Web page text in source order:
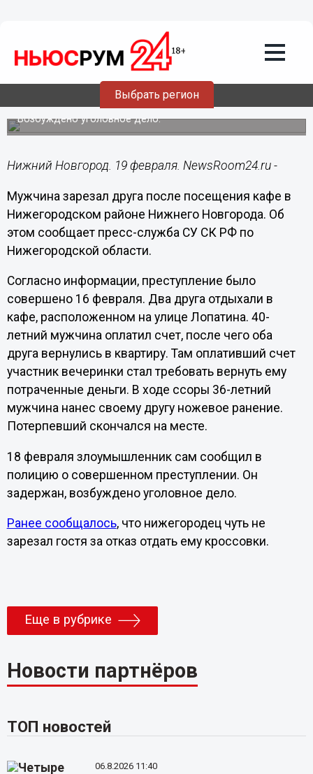
Выбрать регион
Мужчина зарезал друга после
посещения кафе в Нижегородском
Возбуждено уголовное дело.
Нижний Новгород. 19 февраля. NewsRoom24.ru -
Мужчина зарезал друга после посещения кафе в
Нижегородском районе Нижнего Новгорода. Об
этом сообщает пресс-служба СУ СК РФ по
Нижегородской области.
Согласно информации, преступление было
совершено 16 февраля. Два друга отдыхали в
кафе, расположенном на улице Лопатина. 40-
летний мужчина оплатил счет, после чего оба
друга вернулись в квартиру. Там оплативший счет
участник вечеринки стал требовать вернуть ему
потраченные деньги. В ходе ссоры 36-летний
мужчина нанес своему другу ножевое ранение.
Потерпевший скончался на месте.
18 февраля злоумышленник сам сообщил в
полицию о совершенном преступлении. Он
задержан, возбуждено уголовное дело.
Ранее сообщалось, что нижегородец чуть не
зарезал гостя за отказ отдать ему кроссовки.
Еще в рубрике
Новости партнёров
ТОП новостей
06.8.2026 11:40